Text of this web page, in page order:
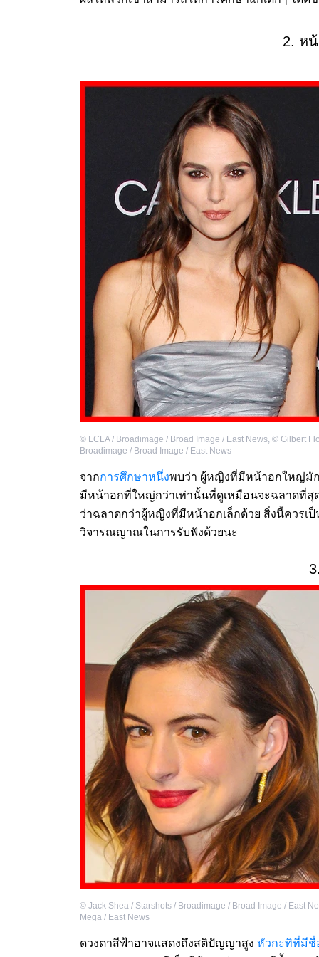
2. ห
© LCLA / Broadimage / Broad Image / East News, © Gilbert
Broadimage / Broad Image / East News
จากการศึกษาหนึ่งพบว่า ผู้หญิงที่มีหน้าอกใหญ่มั
มีหน้าอกที่ใหญ่กว่าเท่านั้นที่ดูเหมือนจะฉลาดที่
ว่าฉลาดกว่าผู้หญิงที่มีหน้าอกเล็กด้วย สิ่งนี้ควรเ
วิจารณญาณในการรับฟังด้วยนะ
© Jack Shea / Starshots / Broadimage / Broad Image / East
Mega / East News
ดวงตาสีฟ้าอาจแสดงถึงสติปัญญาสูง หัวกะทิที่มีชื่